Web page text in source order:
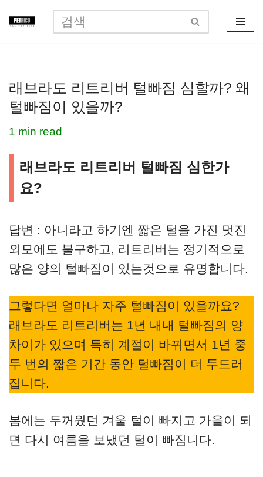
로
건
너
뛰
기
래브라도 리트리버 털빠짐 심할까? 왜
털빠짐이 있을까?
1 min read
래브라도 리트리버 털빠짐 심한가
요?
답변 : 아니라고 하기엔 짧은 털을 가진 멋진
외모에도 불구하고, 리트리버는 정기적으로
많은 양의 털빠짐이 있는것으로 유명합니다.
그렇다면 얼마나 자주 털빠짐이 있을까요?
래브라도 리트리버는 1년 내내 털빠짐의 양
차이가 있으며 특히 계절이 바뀌면서 1년 중
두 번의 짧은 기간 동안 털빠짐이 더 두드러
집니다.
봄에는 두꺼웠던 겨울 털이 빠지고 가을이 되
면 다시 여름을 보냈던 털이 빠짐니다.